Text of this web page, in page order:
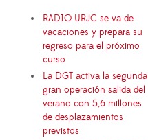
RADIO URJC se va de
vacaciones y prepara su
regreso para el próximo
curso
La DGT activa la segunda
gran operación salida del
verano con 5,6 millones
de desplazamientos
previstos